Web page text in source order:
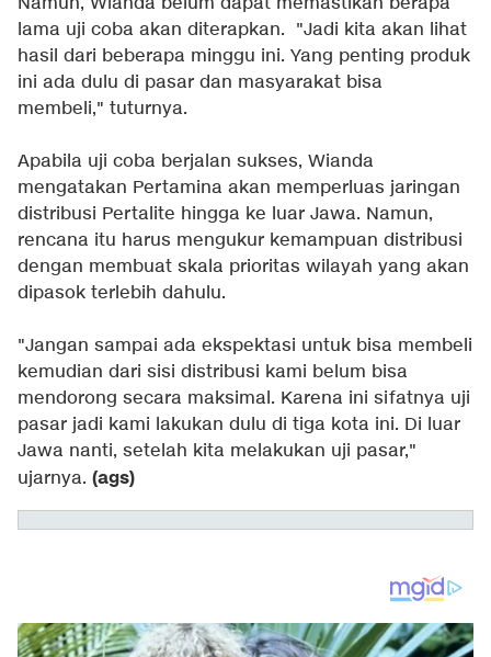
lama uji coba akan diterapkan. "Jadi kita akan lihat
hasil dari beberapa minggu ini. Yang penting produk
ini ada dulu di pasar dan masyarakat bisa
membeli," tuturnya.
Apabila uji coba berjalan sukses, Wianda
mengatakan Pertamina akan memperluas jaringan
distribusi Pertalite hingga ke luar Jawa. Namun,
rencana itu harus mengukur kemampuan distribusi
dengan membuat skala prioritas wilayah yang akan
dipasok terlebih dahulu.
"Jangan sampai ada ekspektasi untuk bisa membeli
kemudian dari sisi distribusi kami belum bisa
mendorong secara maksimal. Karena ini sifatnya uji
pasar jadi kami lakukan dulu di tiga kota ini. Di luar
Jawa nanti, setelah kita melakukan uji pasar,"
ujarnya. (ags)